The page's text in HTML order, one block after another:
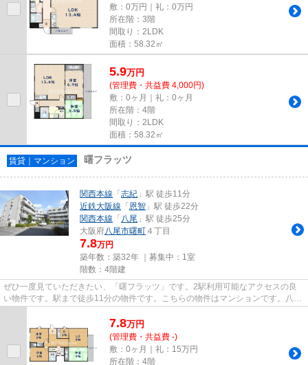
敷：0万円｜礼：0万円
所在階：3階
間取り：2LDK
面積：58.32㎡
5.9万円
(管理費・共益費 4,000円)
敷：0ヶ月｜礼：0ヶ月
所在階：4階
間取り：2LDK
面積：58.32㎡
賃貸｜マンション 曙フラッツ
関西本線 「志紀 」駅 徒歩11分
近鉄大阪線 「恩智 」駅 徒歩22分
関西本線 「 八尾 」駅 徒歩25分
大阪府八尾市曙町 ４丁目
7.8万円
築年数：築32年 ｜募集中： 1室
階数：4階建
ぜひ一度見ていただきたい、「曙フラッツ」です。2駅利用可能なアクセスの良
い物件です。駅まで徒歩11分の物件です。こちらの物件はマンションです。八尾
市エリアにある賃貸情報のこと...
7.8万円
(管理費・共益費 -)
敷：0ヶ月｜礼：15万円
所在階：4階